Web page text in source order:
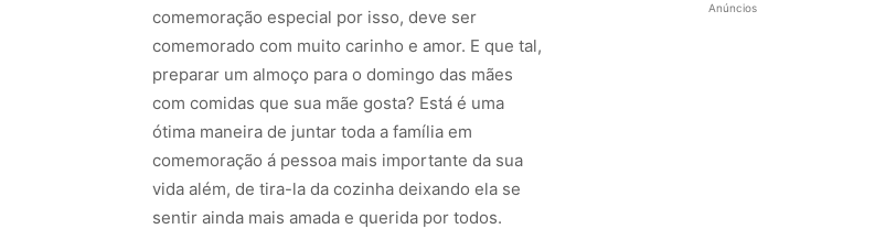
Anúncios
comemoração especial por isso, deve ser
comemorado com muito carinho e amor. E que tal,
preparar um almoço para o domingo das mães
com comidas que sua mãe gosta? Está é uma
ótima maneira de juntar toda a família em
comemoração á pessoa mais importante da sua
vida além, de tira-la da cozinha deixando ela se
sentir ainda mais amada e querida por todos.